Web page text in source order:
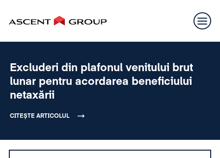
Excluderi din plafonul venitului brut
lunar pentru acordarea beneficiului
netaxării
CITEȘTE ARTICOLUL